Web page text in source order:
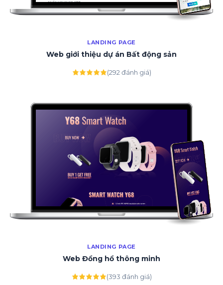
LANDING PAGE
Web giới thiệu dự án Bất động sản
(292 đánh giá)
LANDING PAGE
Web Đồng hồ thông minh
(393 đánh giá)